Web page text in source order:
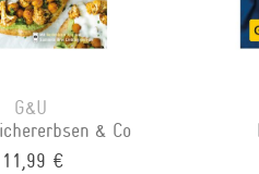
G&U
& Co
11,99 €